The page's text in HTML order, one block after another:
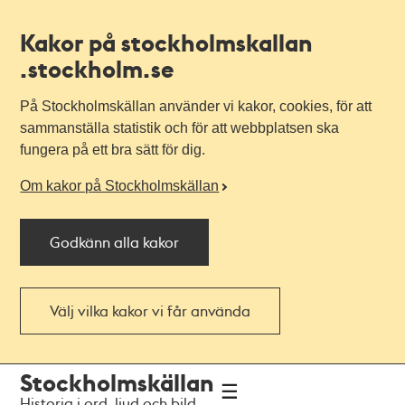
Kakor på stockholmskallan
.stockholm.se
På Stockholmskällan använder vi kakor, cookies, för att
sammanställa statistik och för att webbplatsen ska
fungera på ett bra sätt för dig.
Om kakor på Stockholmskällan
Godkänn alla kakor
Välj vilka kakor vi får använda
navigationen
huvudinnehållet
Stockholmskällan